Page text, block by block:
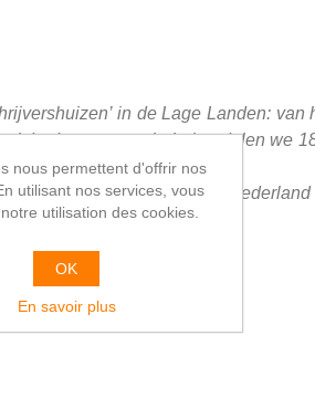
in de Lage Landen:
In de eerste serie behandelen we
schrijvers in België en
nous permettent d'offrir nos
utilisant nos services, vous
utilisation des cookies.
OK
En savoir plus